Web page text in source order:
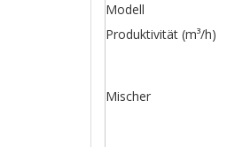
Modell
Produktivität (m³/h)
Mischer